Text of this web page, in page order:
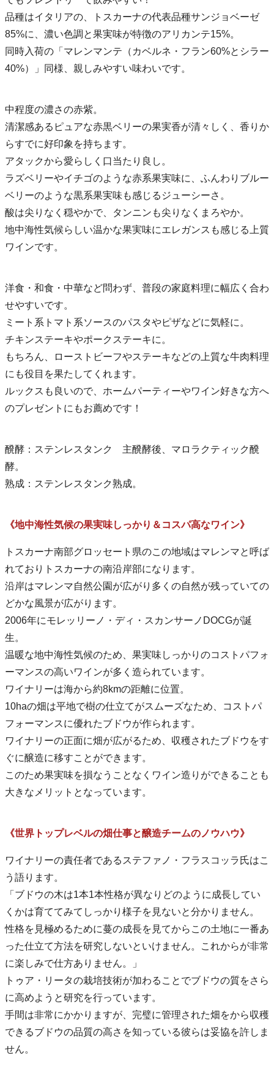
品種はイタリアの、トスカーナの代表品種サンジョベーゼ
85%に、濃い色調と果実味が特徴のアリカンテ15%。
同時入荷の「マレンマンテ（カベルネ・フラン60%とシラー
40%）」同様、親しみやすい味わいです。
中程度の濃さの赤紫。
清潔感あるピュアな赤黒ベリーの果実香が清々しく、香りか
らすでに好印象を持ちます。
アタックから愛らしく口当たり良し。
ラズベリーやイチゴのような赤系果実味に、ふんわりブルー
ベリーのような黒系果実味も感じるジューシーさ。
酸は尖りなく穏やかで、タンニンも尖りなくまろやか。
地中海性気候らしい温かな果実味にエレガンスも感じる上質
ワインです。
洋食・和食・中華など問わず、普段の家庭料理に幅広く合わ
せやすいです。
ミート系トマト系ソースのパスタやピザなどに気軽に。
チキンステーキやポークステーキに。
もちろん、ローストビーフやステーキなどの上質な牛肉料理
にも役目を果たしてくれます。
ルックスも良いので、ホームパーティーやワイン好きな方へ
のプレゼントにもお薦めです！
醗酵：ステンレスタンク 主醗酵後、マロラクティック醗
酵。
熟成：ステンレスタンク熟成。
《地中海性気候の果実味しっかり＆コスパ高なワイン》
トスカーナ南部グロッセート県のこの地域はマレンマと呼ば
れておりトスカーナの南沿岸部になります。
沿岸はマレンマ自然公園が広がり多くの自然が残っていての
どかな風景が広がります。
2006年にモレッリーノ・ディ・スカンサーノDOCGが誕
生。
温暖な地中海性気候のため、果実味しっかりのコストパフォ
ーマンスの高いワインが多く造られています。
ワイナリーは海から約8kmの距離に位置。
10haの畑は平地で樹の仕立てがスムーズなため、コストパ
フォーマンスに優れたブドウが作られます。
ワイナリーの正面に畑が広がるため、収穫されたブドウをす
ぐに醸造に移すことができます。
このため果実味を損なうことなくワイン造りができることも
大きなメリットとなっています。
《世界トップレベルの畑仕事と醸造チームのノウハウ》
ワイナリーの責任者であるステファノ・フラスコッラ氏はこ
う語ります。
「ブドウの木は1本1本性格が異なりどのように成長してい
くかは育ててみてしっかり様子を見ないと分かりません。
性格を見極めるために蔓の成長を見てからこの土地に一番あ
った仕立て方法を研究しないといけません。これからが非常
に楽しみで仕方ありません。」
トゥア・リータの栽培技術が加わることでブドウの質をさら
に高めようと研究を行っています。
手間は非常にかかりますが、完璧に管理された畑をから収穫
できるブドウの品質の高さを知っている彼らは妥協を許しま
せん。